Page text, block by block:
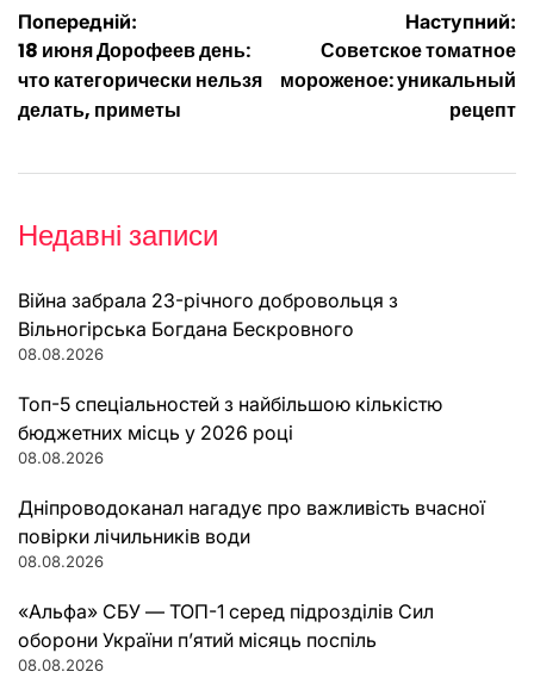
Навігація
записів
Попередній:
18 июня Дорофеев день:
что категорически нельзя
делать, приметы
Наступний:
Советское томатное
мороженое: уникальный
рецепт
Недавні записи
Війна забрала 23-річного добровольця з
Вільногірська Богдана Бескровного
08.08.2026
Топ-5 спеціальностей з найбільшою кількістю
бюджетних місць у 2026 році
08.08.2026
Дніпроводоканал нагадує про важливість вчасної
повірки лічильників води
08.08.2026
«Альфа» СБУ — ТОП-1 серед підрозділів Сил
оборони України п’ятий місяць поспіль
08.08.2026